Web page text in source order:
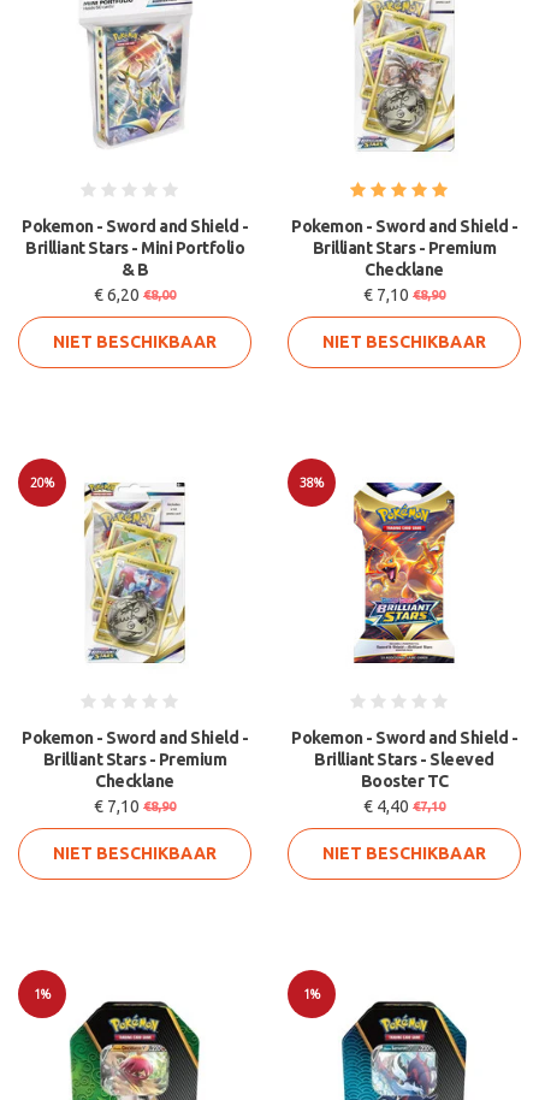
Pokemon - Sword and Shield -
Brilliant Stars - Mini Portfolio
& B
€ 6,20 €8,00
NIET BESCHIKBAAR
Pokemon - Sword and Shield -
Brilliant Stars - Premium
Checklane
€ 7,10 €8,90
NIET BESCHIKBAAR
20%
Pokemon - Sword and Shield -
Brilliant Stars - Premium
Checklane
€ 7,10 €8,90
NIET BESCHIKBAAR
38%
Pokemon - Sword and Shield -
Brilliant Stars - Sleeved
Booster TC
€ 4,40 €7,10
NIET BESCHIKBAAR
1% 1%